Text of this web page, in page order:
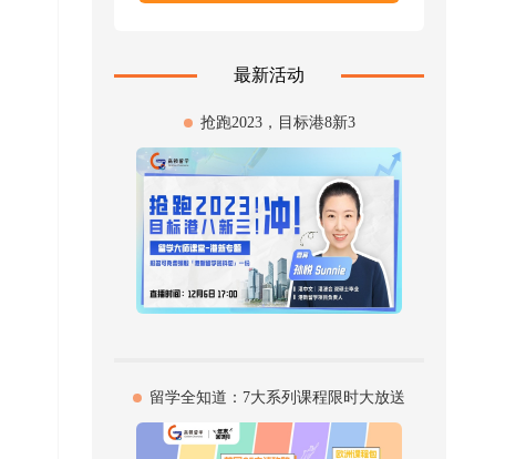
最新活动
抢跑2023，目标港8新3
留学全知道：7大系列课程限时大放送